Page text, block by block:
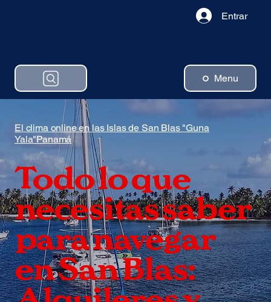
Menu
Entrar
El clima online en las Islas de San Blas "Guna
Yala"Panamá
Todo lo que
necesitas saber
para navegar
en San Blas: